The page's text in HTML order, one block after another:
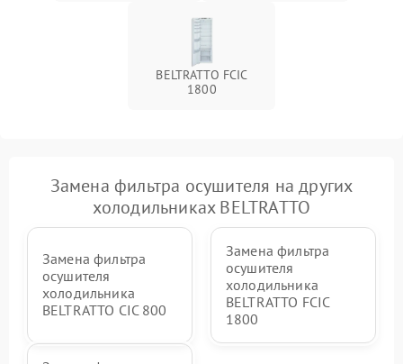
BELTRATTO FCIC
1800
Замена фильтра осушителя на других
холодильниках BELTRATTO
Замена фильтра
осушителя
холодильника
BELTRATTO CIC 800
Замена фильтра
осушителя
холодильника
BELTRATTO FCIC
1800